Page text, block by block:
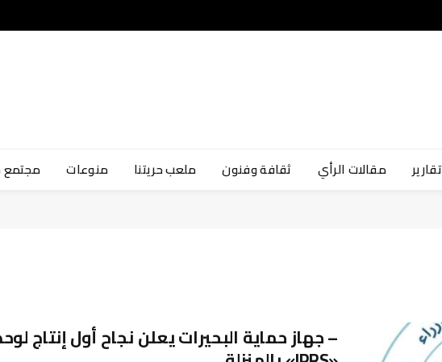
تقارير مقالات الرأي ثقافة وفنون ملعب حريتنا منوعات
– جهاز حماية البحيرات يعلن نجاح أول إنتاج